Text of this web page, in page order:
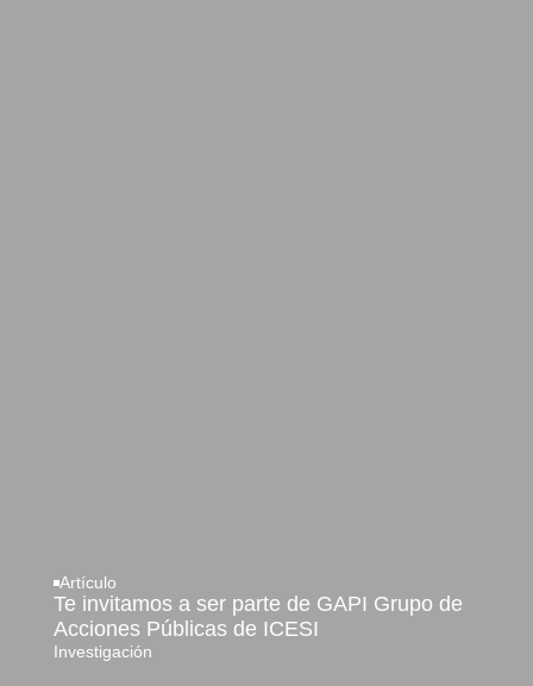
Artículo
Te invitamos a ser parte de GAPI Grupo de
Acciones Públicas de ICESI
Investigación